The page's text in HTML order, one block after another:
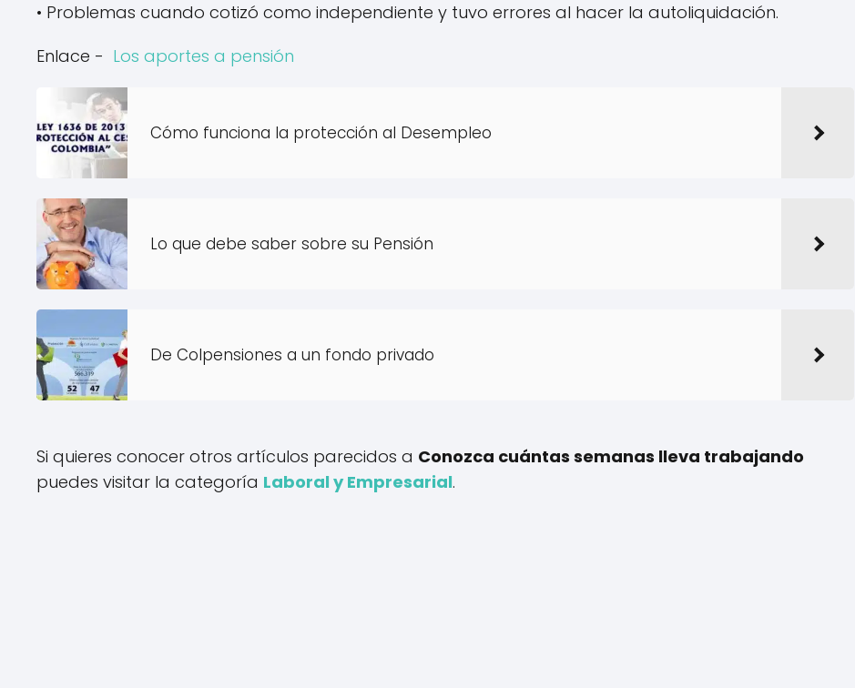
• Problemas cuando cotizó como independiente y tuvo errores al hacer la autoliquidación.
Enlace - Los aportes a pensión
Cómo funciona la protección al Desempleo
Lo que debe saber sobre su Pensión
De Colpensiones a un fondo privado
Si quieres conocer otros artículos parecidos a Conozca cuántas semanas lleva trabajando
puedes visitar la categoría Laboral y Empresarial.